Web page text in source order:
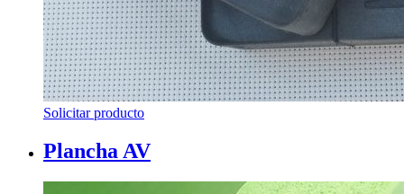
Solicitar producto
Plancha AV